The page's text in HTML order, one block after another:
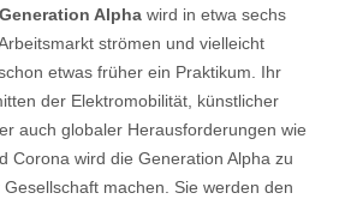
Generation Alpha wird in etwa sechs
strömen und vielleicht
etwas früher ein Praktikum. Ihr
der Elektromobilität, künstlicher
auch globaler Herausforderungen wie
Corona wird die Generation Alpha zu
machen. Sie werden den